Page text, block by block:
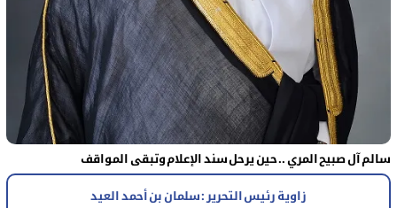
سالم آل صبيح المري .. حين يرحل سند الإعلام وتبقى المواقف
زاوية رئيس التحرير : سلمان بن أحمد العيد